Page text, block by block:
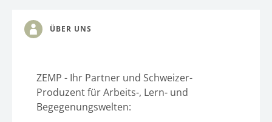
ÜBER UNS
ZEMP - Ihr Partner und Schweizer-
Produzent für Arbeits-, Lern- und
Begegenungswelten: